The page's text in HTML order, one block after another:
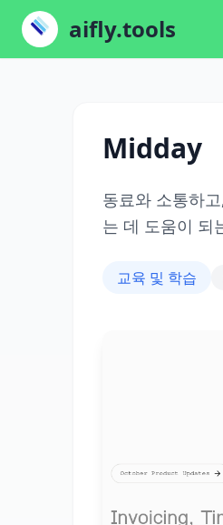
aifly.tools
Midday
동료와 소통하
는 데 도움이 되
교육 및 학습